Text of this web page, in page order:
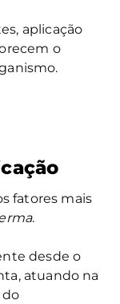
aplicação
o
fatores mais
.
desde o
atuando na
do